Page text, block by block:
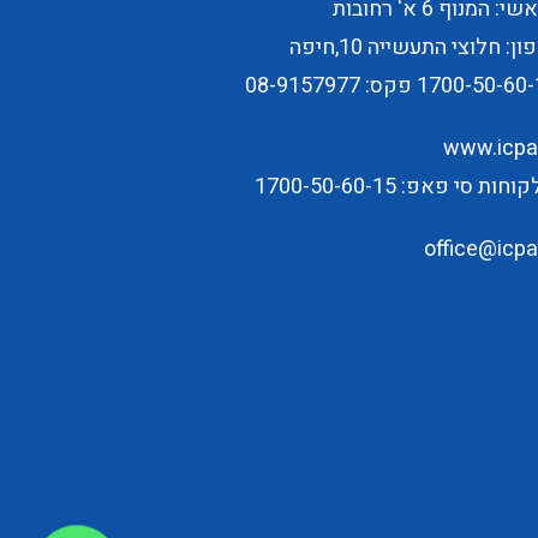
6 א' רחובות
חלוצי התעשייה 10,חיפה
1700-50- פקס: 08-9157977
סי פאפ: 1700-50-60-15